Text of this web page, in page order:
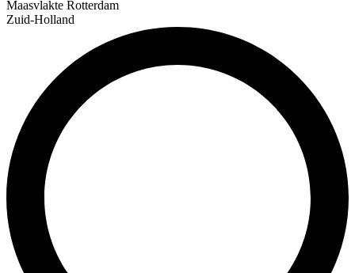
Maasvlakte Rotterdam
Zuid-Holland